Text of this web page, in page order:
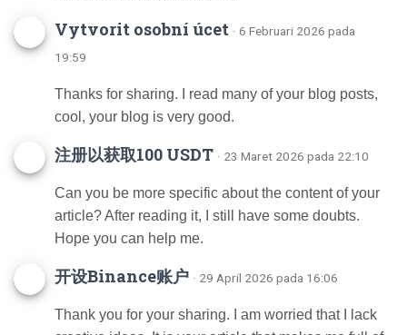
Vytvorit osobní úcet · 6 Februari 2026 pada
19:59
Thanks for sharing. I read many of your blog posts,
cool, your blog is very good.
注册以获取100 USDT · 23 Maret 2026 pada 22:10
Can you be more specific about the content of your
article? After reading it, I still have some doubts.
Hope you can help me.
开设Binance账户 · 29 April 2026 pada 16:06
Thank you for your sharing. I am worried that I lack